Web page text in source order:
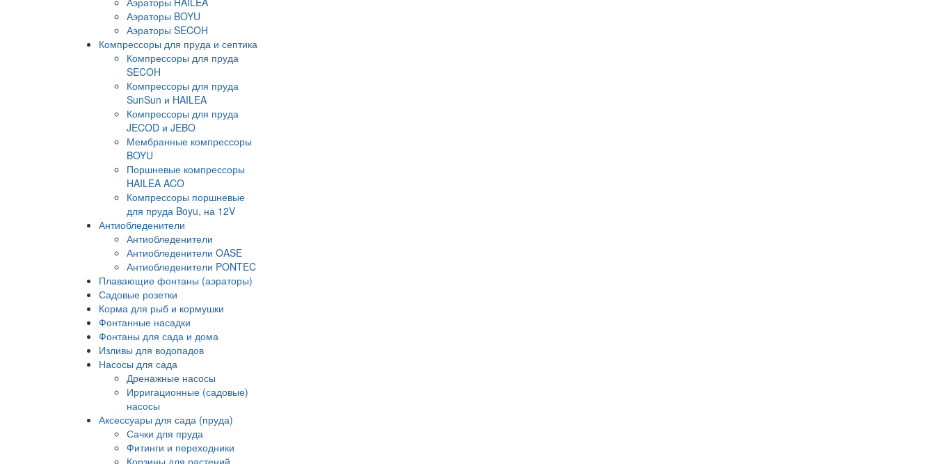
Аэраторы BOYU
Аэраторы SECOH
Компрессоры для пруда и септика
Компрессоры для пруда
SECOH
Компрессоры для пруда
SunSun и HAILEA
Компрессоры для пруда
JECOD и JEBO
Мембранные компрессоры
BOYU
Поршневые компрессоры
HAILEA ACO
Компрессоры поршневые
для пруда Boyu, на 12V
Антиобледенители
Антиобледенители
Антиобледенители OASE
Антиобледенители PONTEC
Плавающие фонтаны (аэраторы)
Садовые розетки
Корма для рыб и кормушки
Фонтанные насадки
Фонтаны для сада и дома
Изливы для водопадов
Насосы для сада
Дренажные насосы
Ирригационные (садовые)
насосы
Аксессуары для сада (пруда)
Сачки для пруда
Фитинги и переходники
Корзины для растений